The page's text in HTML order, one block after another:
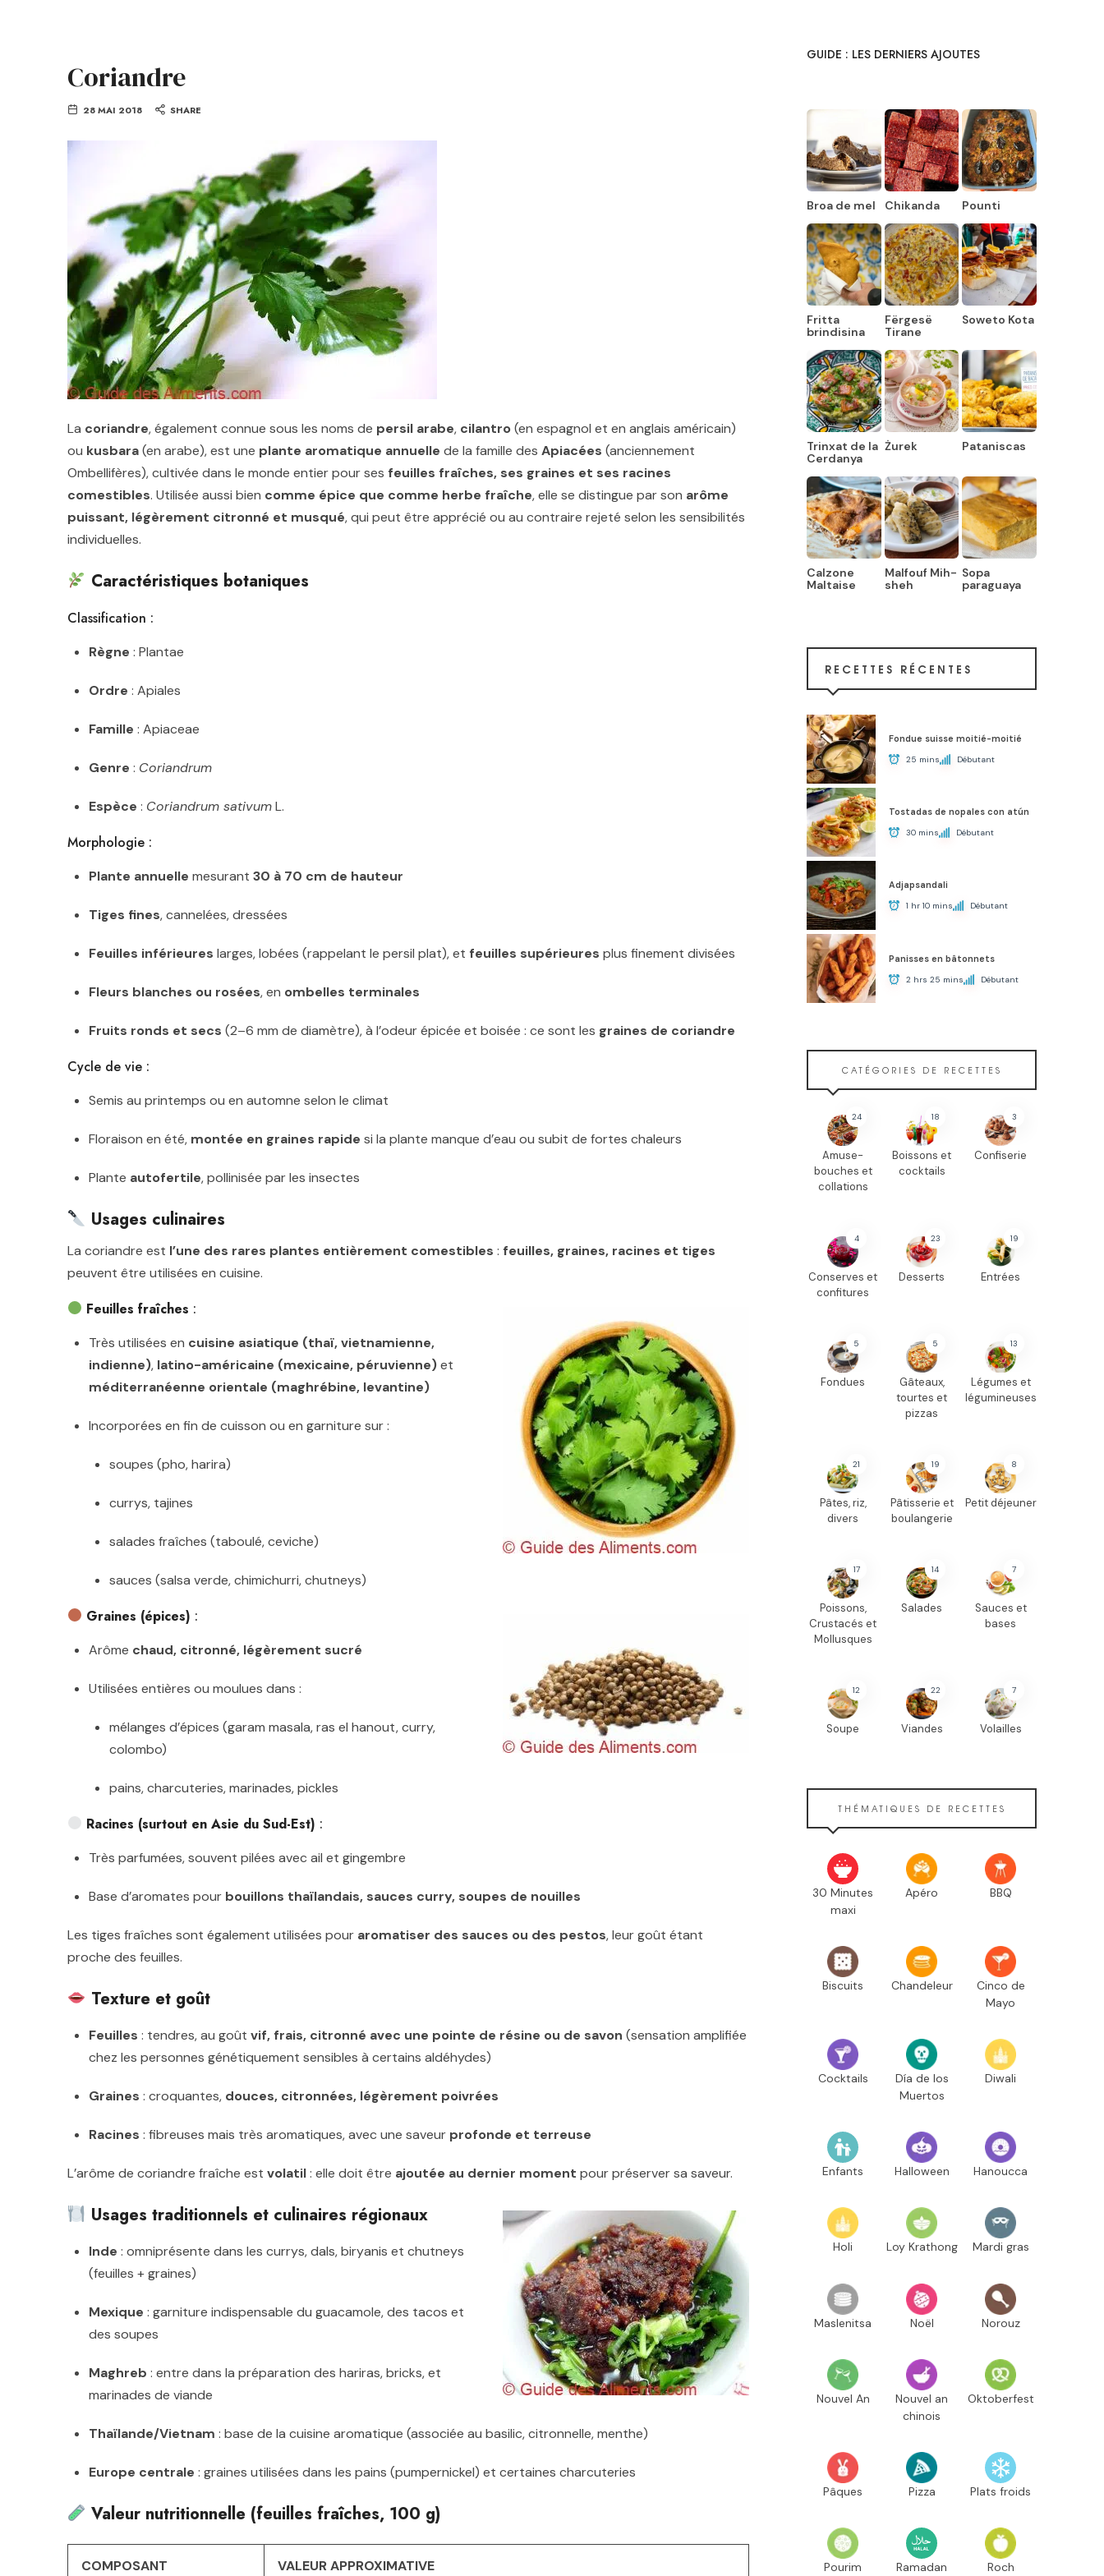
Coriandre
28 MAI 2018 SHARE
La coriandre, également connue sous les noms de persil arabe, cilantro(en espagnol et en anglais américain)
ou kusbara(en arabe), est une plante aromatique annuelle de la famille des Apiacées (anciennement
Ombellifères), cultivée dans le monde entier pour ses feuilles fraîches, ses graines et ses racines
comestibles. Utilisée aussi bien comme épice que comme herbe fraîche, elle se distingue par son arôme
puissant, légèrement citronné et musqué, qui peut être apprécié ou au contraire rejeté selon les sensibilités
individuelles.
Caractéristiques botaniques
Classification :
Règne : Plantae
Ordre : Apiales
Famille : Apiaceae
Genre : Coriandrum
Espèce : Coriandrum sativumL.
Morphologie :
Plante annuelle mesurant 30 à 70 cm de hauteur
Tiges fines, cannelées, dressées
Feuilles inférieures larges, lobées (rappelant le persil plat), et feuilles supérieures plus finement divisées
Fleurs blanches ou rosées, en ombelles terminales
Fruits ronds et secs (2–6 mm de diamètre), à l’odeur épicée et boisée : ce sont les graines de coriandre
Cycle de vie :
Semis au printemps ou en automne selon le climat
Floraison en été, montée en graines rapide si la plante manque d’eau ou subit de fortes chaleurs
Plante autofertile, pollinisée par les insectes
Usages culinaires
La coriandre est l’une des rares plantes entièrement comestibles : feuilles, graines, racines et tiges
peuvent être utilisées en cuisine.
Feuilles fraîches :
Très utilisées en cuisine asiatique (thaï, vietnamienne,
indienne), latino-américaine (mexicaine, péruvienne)et
méditerranéenne orientale (maghrébine, levantine)
Incorporées en fin de cuisson ou en garniture sur :
soupes (pho, harira)
currys, tajines
salades fraîches (taboulé, ceviche)
sauces (salsa verde, chimichurri, chutneys)
Graines (épices) :
Arôme chaud, citronné, légèrement sucré
Utilisées entières ou moulues dans :
mélanges d’épices (garam masala, ras el hanout, curry,
colombo)
pains, charcuteries, marinades, pickles
Racines (surtout en Asie du Sud-Est) :
Très parfumées, souvent pilées avec ail et gingembre
Base d’aromates pour bouillons thaïlandais, sauces curry, soupes de nouilles
Les tiges fraîches sont également utilisées pour aromatiser des sauces ou des pestos, leur goût étant
proche des feuilles.
Texture et goût
Feuilles : tendres, au goût vif, frais, citronné avec une pointe de résine ou de savon (sensation amplifiée
chez les personnes génétiquement sensibles à certains aldéhydes)
Graines : croquantes, douces, citronnées, légèrement poivrées
Racines : fibreuses mais très aromatiques, avec une saveur profonde et terreuse
L’arôme de coriandre fraîche est volatil: elle doit être ajoutée au dernier moment pour préserver sa saveur.
Usages traditionnels et culinaires régionaux
Inde : omniprésente dans les currys, dals, biryanis et chutneys
(feuilles + graines)
Mexique : garniture indispensable du guacamole, des tacos et
des soupes
Maghreb : entre dans la préparation des hariras, bricks, et
marinades de viande
Thaïlande/Vietnam : base de la cuisine aromatique (associée au basilic, citronnelle, menthe)
Europe centrale : graines utilisées dans les pains (pumpernickel) et certaines charcuteries
Valeur nutritionnelle (feuilles fraîches, 100 g)
COMPOSANT VALEUR APPROXIMATIVE
GUIDE : LES DERNIERS AJOUTES
Broa de mel Chikanda Pounti
Fritta
brindisina
Fërgesë
Tirane
Soweto Kota
Trinxat de la
Cerdanya
Żurek Pataniscas
Calzone
Maltaise
Malfouf Mih-
sheh
Sopa
paraguaya
RECETTES RÉCENTES
Fondue suisse moitié-moitié
25 mins Débutant
Tostadas de nopales con atún
30 mins Débutant
Adjapsandali
1 hr 10 mins Débutant
Panisses en bâtonnets
2 hrs 25 mins Débutant
CATÉGORIES DE RECETTES
24
Amuse-
bouches et
collations
18
Boissons et
cocktails
3
Confiserie
4
Conserves et
confitures
23
Desserts
19
Entrées
5
Fondues
5
Gâteaux,
tourtes et
pizzas
13
Légumes et
légumineuses
21
Pâtes, riz,
divers
19
Pâtisserie et
boulangerie
8
Petit déjeuner
17
Poissons,
Crustacés et
Mollusques
14
Salades
7
Sauces et
bases
12
Soupe
22
Viandes
7
Volailles
THÉMATIQUES DE RECETTES
30 Minutes
maxi
Apéro BBQ
Biscuits Chandeleur
Cinco de
Mayo
Cocktails
Día de los
Muertos
Diwali
Enfants Halloween Hanoucca
Holi Loy Krathong Mardi gras
Maslenitsa Noël Norouz
Nouvel An
Nouvel an
chinois
Oktoberfest
Pâques Pizza Plats froids
Pourim Ramadan Roch